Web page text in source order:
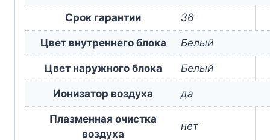
Срок гарантии 36
Цвет внутреннего блока Белый
Цвет наружного блока Белый
Ионизатор воздуха да
Плазменная очистка
воздуха
нет